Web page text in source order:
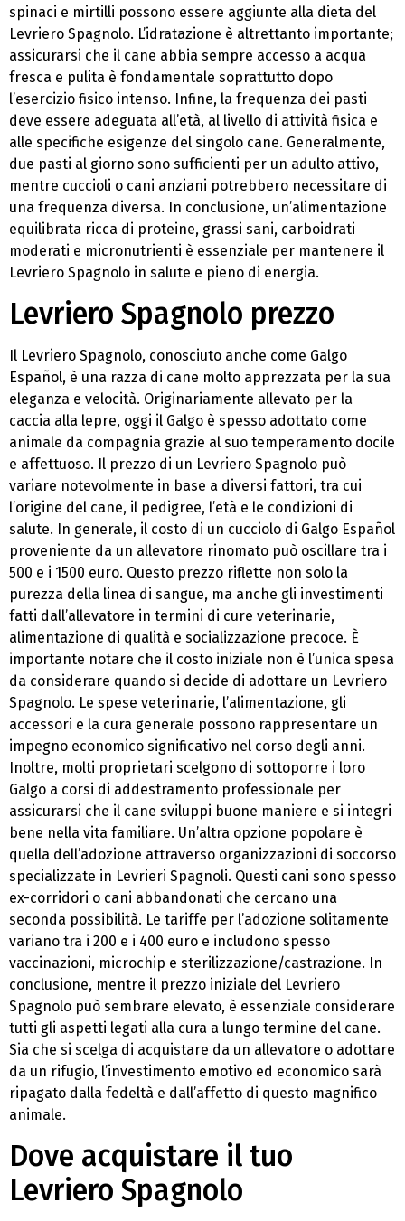
spinaci e mirtilli possono essere aggiunte alla dieta del
Levriero Spagnolo. L’idratazione è altrettanto importante;
assicurarsi che il cane abbia sempre accesso a acqua
fresca e pulita è fondamentale soprattutto dopo
l’esercizio fisico intenso. Infine, la frequenza dei pasti
deve essere adeguata all’età, al livello di attività fisica e
alle specifiche esigenze del singolo cane. Generalmente,
due pasti al giorno sono sufficienti per un adulto attivo,
mentre cuccioli o cani anziani potrebbero necessitare di
una frequenza diversa. In conclusione, un’alimentazione
equilibrata ricca di proteine, grassi sani, carboidrati
moderati e micronutrienti è essenziale per mantenere il
Levriero Spagnolo in salute e pieno di energia.
Levriero Spagnolo prezzo
Il Levriero Spagnolo, conosciuto anche come Galgo
Español, è una razza di cane molto apprezzata per la sua
eleganza e velocità. Originariamente allevato per la
caccia alla lepre, oggi il Galgo è spesso adottato come
animale da compagnia grazie al suo temperamento docile
e affettuoso. Il prezzo di un Levriero Spagnolo può
variare notevolmente in base a diversi fattori, tra cui
l’origine del cane, il pedigree, l’età e le condizioni di
salute. In generale, il costo di un cucciolo di Galgo Español
proveniente da un allevatore rinomato può oscillare tra i
500 e i 1500 euro. Questo prezzo riflette non solo la
purezza della linea di sangue, ma anche gli investimenti
fatti dall’allevatore in termini di cure veterinarie,
alimentazione di qualità e socializzazione precoce. È
importante notare che il costo iniziale non è l’unica spesa
da considerare quando si decide di adottare un Levriero
Spagnolo. Le spese veterinarie, l’alimentazione, gli
accessori e la cura generale possono rappresentare un
impegno economico significativo nel corso degli anni.
Inoltre, molti proprietari scelgono di sottoporre i loro
Galgo a corsi di addestramento professionale per
assicurarsi che il cane sviluppi buone maniere e si integri
bene nella vita familiare. Un’altra opzione popolare è
quella dell’adozione attraverso organizzazioni di soccorso
specializzate in Levrieri Spagnoli. Questi cani sono spesso
ex-corridori o cani abbandonati che cercano una
seconda possibilità. Le tariffe per l’adozione solitamente
variano tra i 200 e i 400 euro e includono spesso
vaccinazioni, microchip e sterilizzazione/castrazione. In
conclusione, mentre il prezzo iniziale del Levriero
Spagnolo può sembrare elevato, è essenziale considerare
tutti gli aspetti legati alla cura a lungo termine del cane.
Sia che si scelga di acquistare da un allevatore o adottare
da un rifugio, l’investimento emotivo ed economico sarà
ripagato dalla fedeltà e dall’affetto di questo magnifico
animale.
Dove acquistare il tuo
Levriero Spagnolo